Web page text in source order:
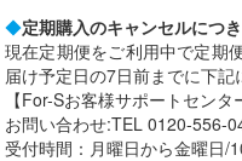
◆定期購入のキャンセルにつ
現在定期便をご利用中で定期
届け予定日の7日前までに下記
【For-Sお客様サポートセンタ
お問い合わせ:TEL 0120-556-
受付時間：月曜日から金曜日/